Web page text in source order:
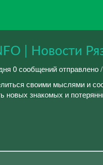
| Новости
0 сообщений отправлено
своими мыслями и
новых знакомых и